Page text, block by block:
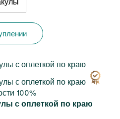
100%
с оплеткой по краю